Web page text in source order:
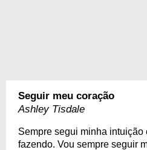
Seguir meu coração
Ashley Tisdale
Sempre segui minha intuição
fazendo. Vou sempre seguir